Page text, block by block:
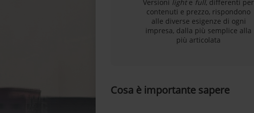
Versioni lighte full, differenti per
contenuti e prezzo, rispondono
alle diverse esigenze di ogni
impresa, dalla più semplice alla
più articolata
Cosa è importante sapere